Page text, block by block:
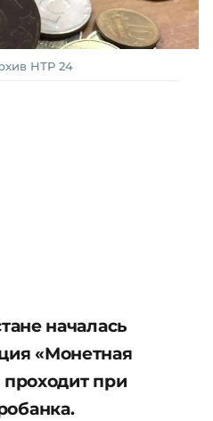
НТР 24
началась
«Монетная
проходит при